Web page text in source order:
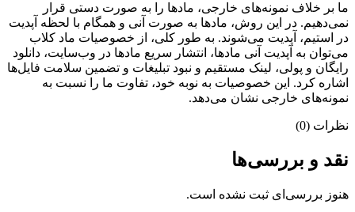
ما بر خلاف نمونه‌های خارجی، مادها را به صورت دستی قرار
نمی‌دهیم. در این روش، مادها به صورت آنی و همگام با لحظه آپدیت
در استیم، آپدیت می‌شوند. به طور کلی، از خصوصیات ماد کلاب
می‌‌توان به آپدیت آنی مادها، انتشار سریع مادها در وب‌سایت، دانلود
رایگان و پولی، لینک مستقیم و نبود تبلیغات و تضمین سلامت فایل‌ها
اشاره کرد. این خصوصیات به نوبه خود، تفاوت ما را نسبت به
نمونه‌های خارجی نشان می‌دهد.
نظرات (0)
نقد و بررسی‌ها
هنوز بررسی‌ای ثبت نشده است.